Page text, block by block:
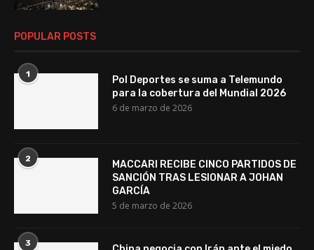
POPULAR POSTS
1
Pol Deportes se suma a Telemundo
para la cobertura del Mundial 2026
6 de marzo de 2026
2
MACCARI RECIBE CINCO PARTIDOS DE
SANCIÓN TRAS LESIONAR A JOHAN
GARCÍA
5 de marzo de 2026
3